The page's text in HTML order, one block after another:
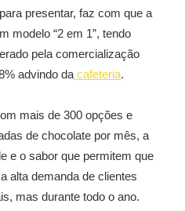
presentar, faz com que a
modelo “2 em 1”, tendo
pela comercialização
advindo da cafeteria.
mais de 300 opções e
de chocolate por mês, a
e o sabor que permitem que
alta demanda de clientes
mas durante todo o ano.